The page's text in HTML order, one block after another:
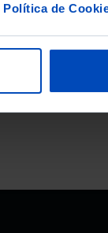
Política de